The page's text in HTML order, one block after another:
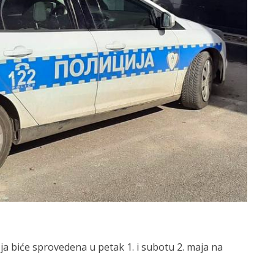
biće sprovedena u petak 1. i subotu 2. maja na